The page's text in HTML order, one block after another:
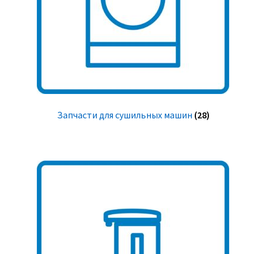
Запчасти для сушильных машин (28)